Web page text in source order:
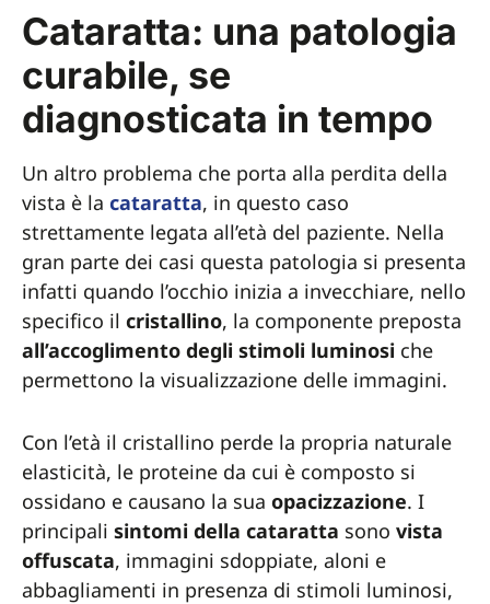
Cataratta: una patologia
curabile, se
diagnosticata in tempo
Un altro problema che porta alla perdita della
vista è la cataratta, in questo caso
strettamente legata all’età del paziente. Nella
gran parte dei casi questa patologia si presenta
infatti quando l’occhio inizia a invecchiare, nello
specifico il cristallino, la componente preposta
all’accoglimento degli stimoli luminosi che
permettono la visualizzazione delle immagini.
Con l’età il cristallino perde la propria naturale
elasticità, le proteine da cui è composto si
ossidano e causano la sua opacizzazione. I
principali sintomi della cataratta sono vista
offuscata, immagini sdoppiate, aloni e
abbagliamenti in presenza di stimoli luminosi,